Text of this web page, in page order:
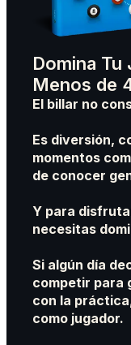
Domina Tu
Menos de
El billar no
Es diversión,
momentos
de conocer
Y para
necesitas
Si algún día
competir para
con la
como jugador.